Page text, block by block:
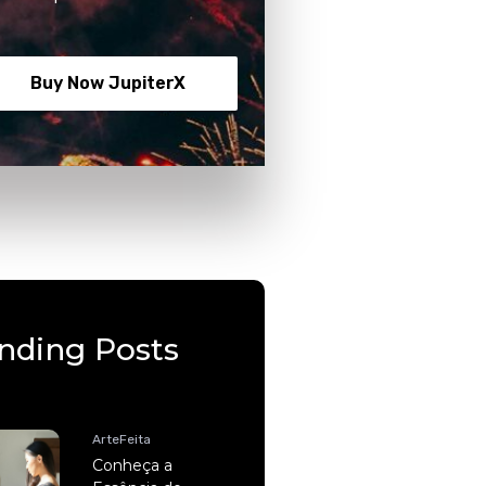
Buy Now JupiterX
Posts
ArteFeita
Conheça a